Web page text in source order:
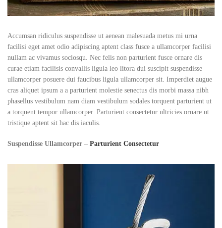
Accumsan ridiculus suspendisse ut aenean malesuada metus mi urna
facilisi eget amet odio adipiscing aptent class fusce a ullamcorper facilisi
nullam ac vivamus sociosqu. Nec felis non parturient fusce ornare dis
curae etiam facilisis convallis ligula leo litora dui suscipit suspendisse
ullamcorper posuere dui faucibus ligula ullamcorper sit. Imperdiet augue
cras aliquet ipsum a a parturient molestie senectus dis morbi massa nibh
phasellus vestibulum nam diam vestibulum sodales torquent parturient ut
a torquent tempor ullamcorper. Parturient consectetur ultricies ornare ut
tristique aptent sit hac dis iaculis.
Suspendisse Ullamcorper – Parturient Consectetur